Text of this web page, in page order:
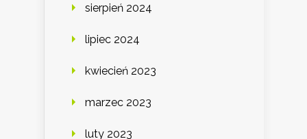
sierpień 2024
lipiec 2024
kwiecień 2023
marzec 2023
luty 2023